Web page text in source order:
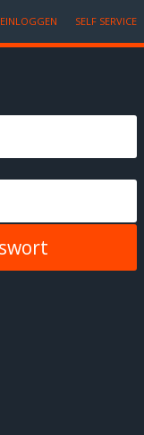
EINLOGGEN SELF SERVICE